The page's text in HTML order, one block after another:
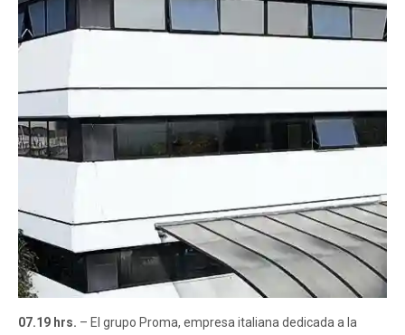
07.19 hrs. – El grupo Proma, empresa italiana dedicada a la